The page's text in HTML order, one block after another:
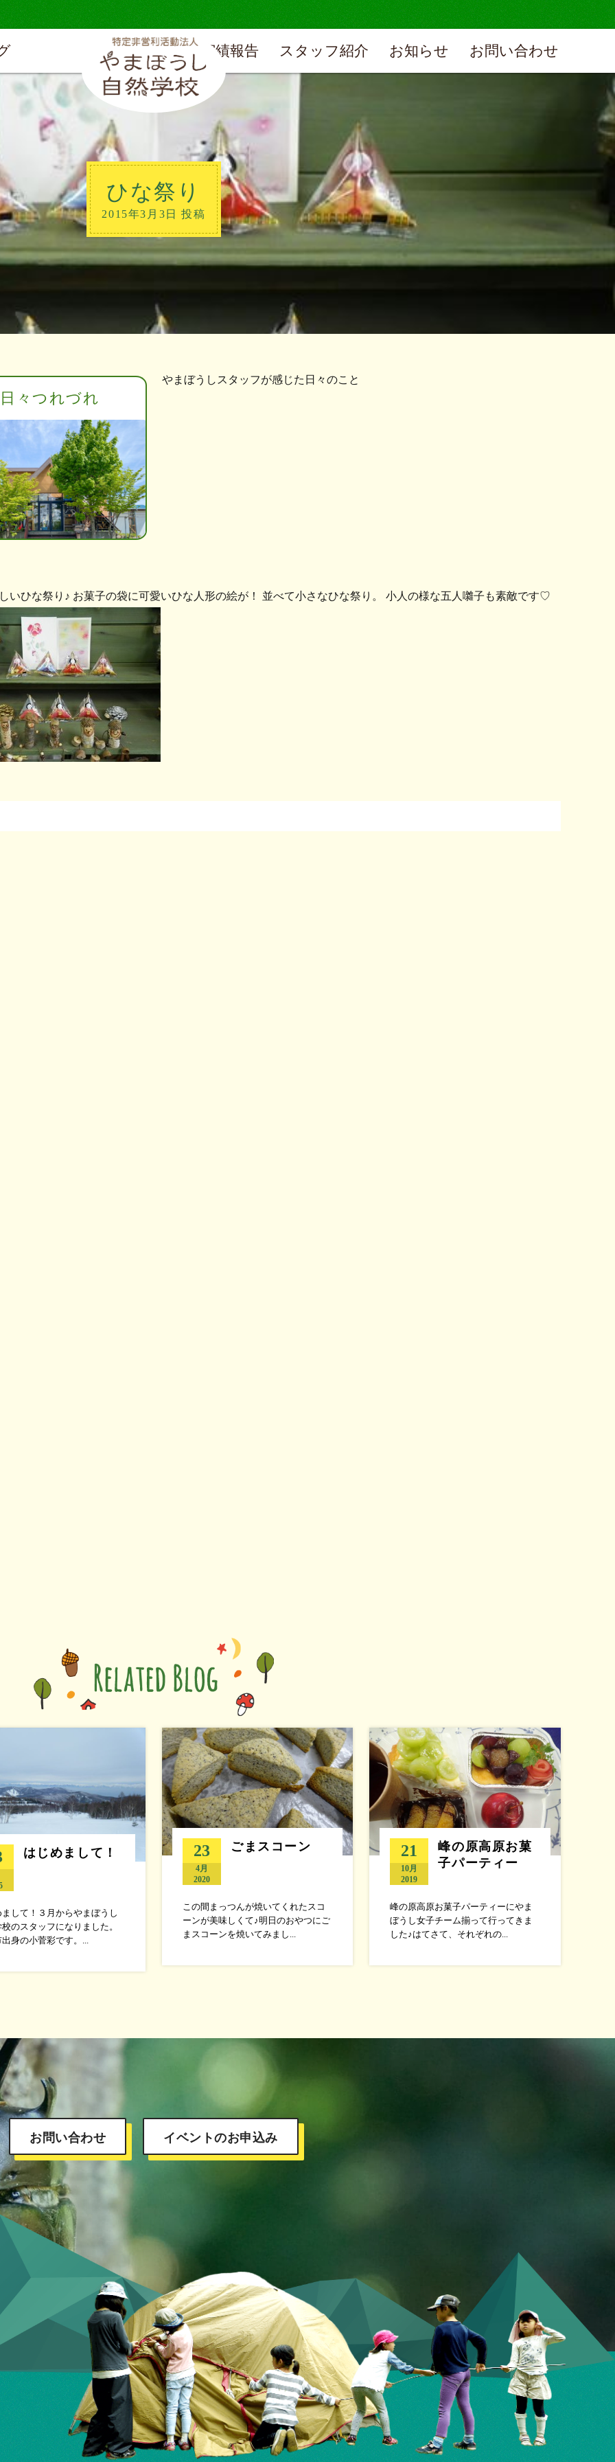
実績報告 スタッフ紹介 お知らせ お問い合わせ
ひな祭り
2015年3月3日 投稿
日々つれづれ
やまぼうしスタッフが感じた日々のこと
いひな祭り♪ お菓子の袋に可愛いひな人形の絵が！ 並べて小さなひな祭り。 小人の様な五人囃子も素敵です♡
はじめまして！
して！３月からやまぼうし
のスタッフになりました。
身の小菅彩です。...
23
4月
2020
ごまスコーン
この間まっつんが焼いてくれたスコ
ーンが美味しくて♪明日のおやつにご
まスコーンを焼いてみまし...
21
10月
2019
峰の原高原お菓
子パーティー
峰の原高原お菓子パーティーにやま
ぼうし女子チーム揃って行ってきま
した♪はてさて、それぞれの...
お問い合わせ イベントのお申込み